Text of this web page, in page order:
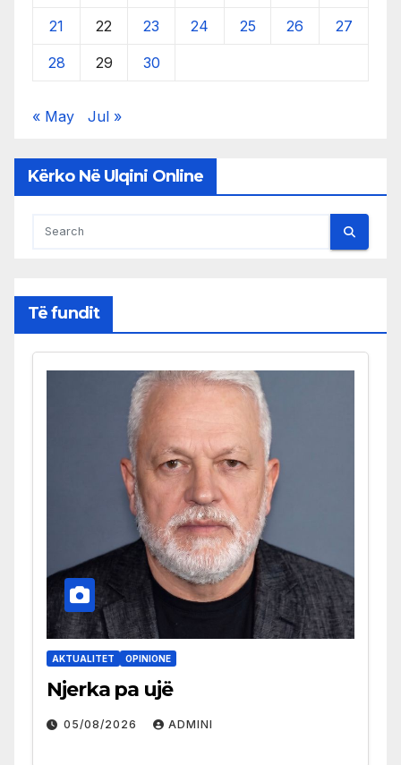
21 22 23 24 25 26 27
28 29 30
« May Jul »
Kërko Në Ulqini Online
Të fundit
AKTUALITET OPINIONE
Njerka pa ujë
05/08/2026 ADMINI